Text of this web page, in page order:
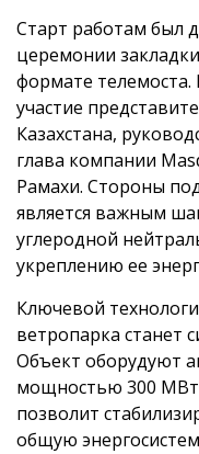
Старт работам был
церемонии
формате
участие
Казахстана,
глава компании
Рамахи. Стороны
является важным
углеродной
укреплению ее
Ключевой
ветропарка станет
Объект оборудуют
мощностью 300 МВт
позволит
общую